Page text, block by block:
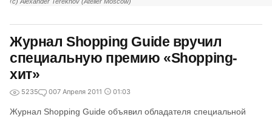
Журнал Shopping Guide вручил
специальную премию «Shopping-
хит»
5235 007 Апреля 2011 01:03
Журнал Shopping Guide объявил обладателя специальной